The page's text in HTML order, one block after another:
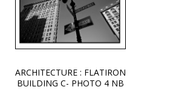
ARCHITECTURE : FLATIRON
BUILDING C- PHOTO 4 NB